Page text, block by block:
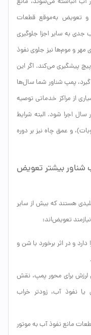
و تعویض به‌موقع قطعات
جدی به سایر اجزا جلوگیری
و موم‌ها نیز جلوی نفوذ
پیشگیری می‌کند. اگر این
پمپ شناور شما سال‌ها
از مراکز خدماتی توصیه
اجرا شود. البته شرایط
و عمق چاه نیز بر دوره
بیشتر تعویض
هستند که بیش از سایر
تعویض‌اند:
و در اثر برخورد با شن و
لرزش برای محور پمپ، نقش
نفوذ آب، زودتر خراب
مانع نفوذ آب به موتور